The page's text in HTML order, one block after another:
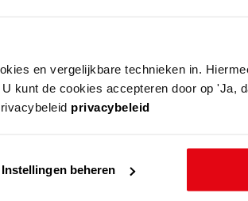
en vergelijkbare technieken in.
kunt de cookies accepteren door op 'Ja,
privacybeleid
Instellingen beheren